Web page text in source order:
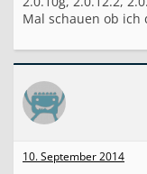
</
$this
Mal schauen ob ich
10. September 2014